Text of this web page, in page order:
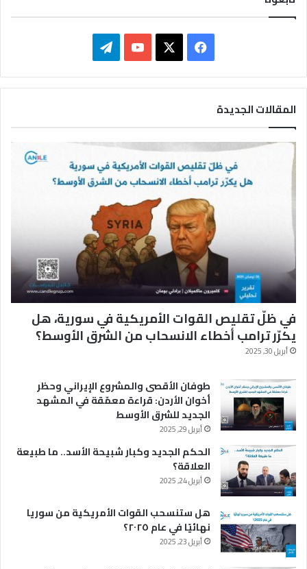
ي
ب
و
ك
X
Y
u
T
u
b
e
ي
ق
ا
م
المقالات الجديدة
في ظلّ تقليص القوات الأمريكية في سورية، هل
يكرّر ترامب أخطاء الانسحاب من الشرق الأوسط؟
أبريل 30, 2025
طوفان الأقصى والمشروع الإيراني وحظر
أخوان الأردن: قراءة معمّقة في المشهد
الجديد للشرق الأوسط
أبريل 29, 2025
الحكم الجديد وكبار شبيحة الأسد.. ما طبيعة
العلاقة؟
أبريل 24, 2025
هل ستنسحب القوات الأمريكية من سوريا
نهائيًا في عام ٢٠٢٥؟
أبريل 23, 2025